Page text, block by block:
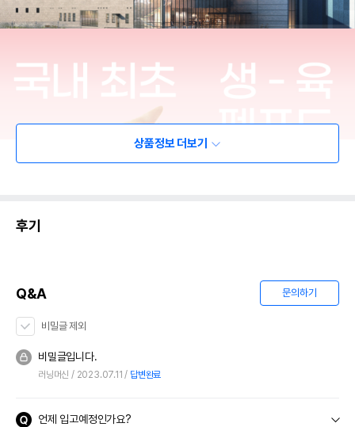
상품정보 더보기
후기
Q&A 문의하기
비밀글 제외
비밀글입니다.
러닝머신 2023.07.11 답변완료
언제 입고예정인가요?